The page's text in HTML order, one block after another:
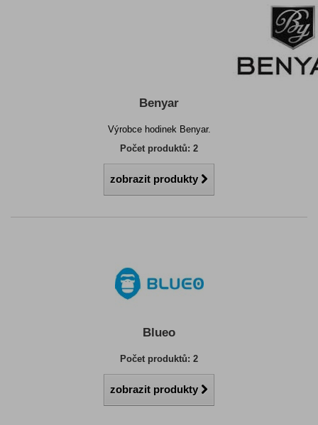
Benyar
Výrobce hodinek Benyar.
Počet produktů: 2
zobrazit produkty
Blueo
Počet produktů: 2
zobrazit produkty